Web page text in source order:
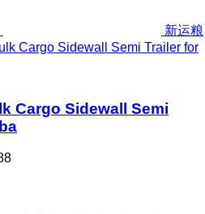
新运粮
Cargo Sidewall Semi Trailer for
Cargo Sidewall Semi